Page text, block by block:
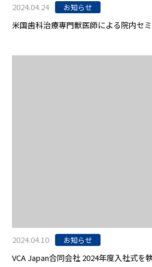
2024.04.24 お知らせ
米国歯科治療専門獣医師による院内セ
2024.04.10 お知らせ
VCA Japan合同会社 2024年度入社式を